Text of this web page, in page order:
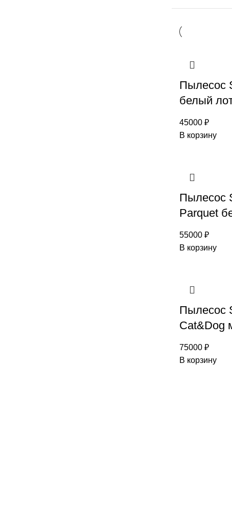
Пылесос
белый
45000 ₽
В корзину
Пылесос
Parquet
55000 ₽
В корзину
Пылесос
Cat&Dog
75000 ₽
В корзину